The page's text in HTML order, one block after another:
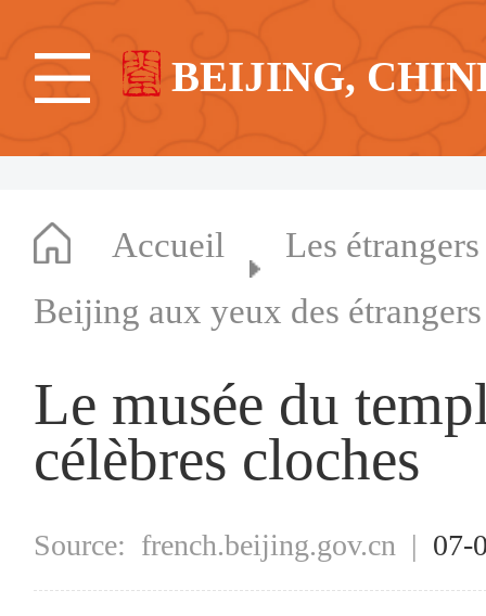
BEIJING,
Accueil
Les
Beijing aux yeux des étrangers
Le musée du
célèbres cloches
Source: french.beijing.gov.cn | 07-